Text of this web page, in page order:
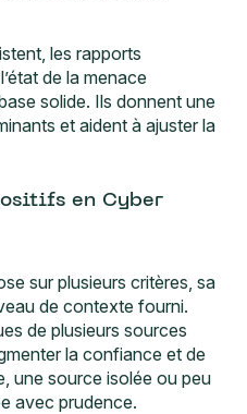
les rapports
de la menace
solide. Ils donnent une
et aident à ajuster la
en Cyber
sur plusieurs critères, sa
de contexte fourni.
de plusieurs sources
la confiance et de
une source isolée ou peu
avec prudence.